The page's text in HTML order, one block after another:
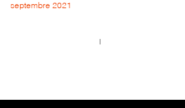
septembre 2021